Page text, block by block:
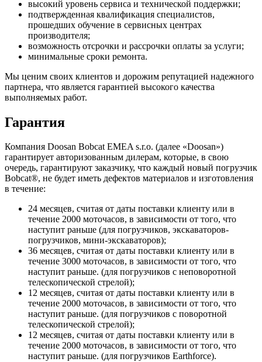
высокий уровень сервиса и технической поддержки;
подтвержденная квалификация специалистов,
прошедших обучение в сервисных центрах
производителя;
возможность отсрочки и рассрочки оплаты за услуги;
минимальные сроки ремонта.
Мы ценим своих клиентов и дорожим репутацией надежного
партнера, что является гарантией высокого качества
выполняемых работ.
Гарантия
Компания Doosan Bobcat EMEA s.r.o. (далее «Doosan»)
гарантирует авторизованным дилерам, которые, в свою
очередь, гарантируют заказчику, что каждый новый погрузчик
Bobcat®, не будет иметь дефектов материалов и изготовления
в течение:
24 месяцев, считая от даты поставки клиенту или в
течение 2000 моточасов, в зависимости от того, что
наступит раньше (для погрузчиков, экскаваторов-
погрузчиков, мини-экскаваторов);
36 месяцев, считая от даты поставки клиенту или в
течение 3000 моточасов, в зависимости от того, что
наступит раньше. (для погрузчиков с неповоротной
телескопической стрелой);
12 месяцев, считая от даты поставки клиенту или в
течение 2000 моточасов, в зависимости от того, что
наступит раньше. (для погрузчиков с поворотной
телескопической стрелой);
12 месяцев, считая от даты поставки клиенту или в
течение 2000 моточасов, в зависимости от того, что
наступит раньше. (для погрузчиков Earthforce).